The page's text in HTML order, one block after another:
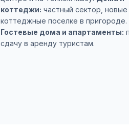
коттеджи: частный сектор, новые
коттеджные поселке в пригороде.
Гостевые дома и апартаменты:
сдачу в аренду туристам.